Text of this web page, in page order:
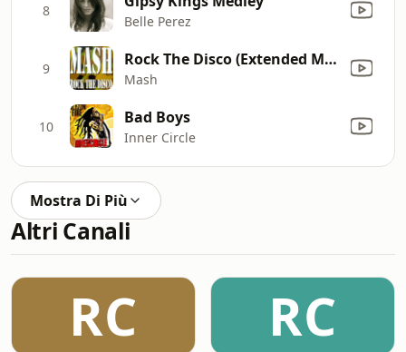
8
Belle Perez
9 Rock The Disco (Extended Mix)
Mash
10 Bad Boys
Inner Circle
Mostra Di Più
Altri Canali
RC RC